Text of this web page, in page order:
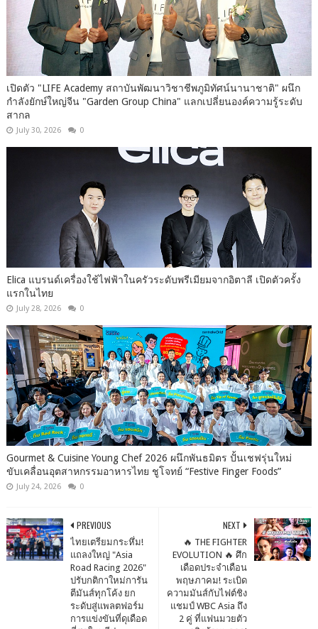
เปิด​ตัว​ "LIFE Academy สถาบันพัฒนาวิชาชีพภูมิทัศน์นานาชาติ" ผนึก
กำลังยักษ์ใหญ่จีน "Garden Group China" แลกเปลี่ยนองค์ความรู้ระดับ
สากล
July 30, 2026 0
Elica แบรนด์เครื่องใช้ไฟฟ้าในครัวระดับพรีเมียมจากอิตาลี เปิดตัวครั้ง
แรกในไทย
July 28, 2026 0
Gourmet & Cuisine Young Chef 2026 ผนึกพันธมิตร ปั้นเชฟรุ่นใหม่
ขับเคลื่อนอุตสาหกรรมอาหารไทย ชูโจทย์ “Festive Finger Foods”
July 24, 2026 0
NEXT
🔥 THE FIGHTER
EVOLUTION 🔥 ศึก
เดือดประจำเดือน
พฤษภาคม! ระเบิด
ความมันส์กับไฟต์ชิง
แชมป์ WBC Asia ถึง
2 คู่ ที่แฟนมวยตัว
PREVIOUS
ไทยเตรียมกระหึ่ม!
แถลงใหญ่ "Asia
Road Racing 2026"
ปรับกติกาใหม่การัน
ตีมันส์ทุกโค้ง ยก
ระดับสู่แพลตฟอร์ม
การแข่งขันที่ดุเดือด